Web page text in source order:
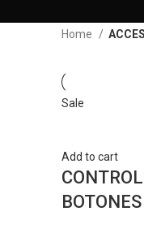
Home
Sale
Add to cart